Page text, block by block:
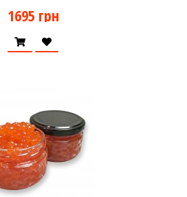
1695 грн